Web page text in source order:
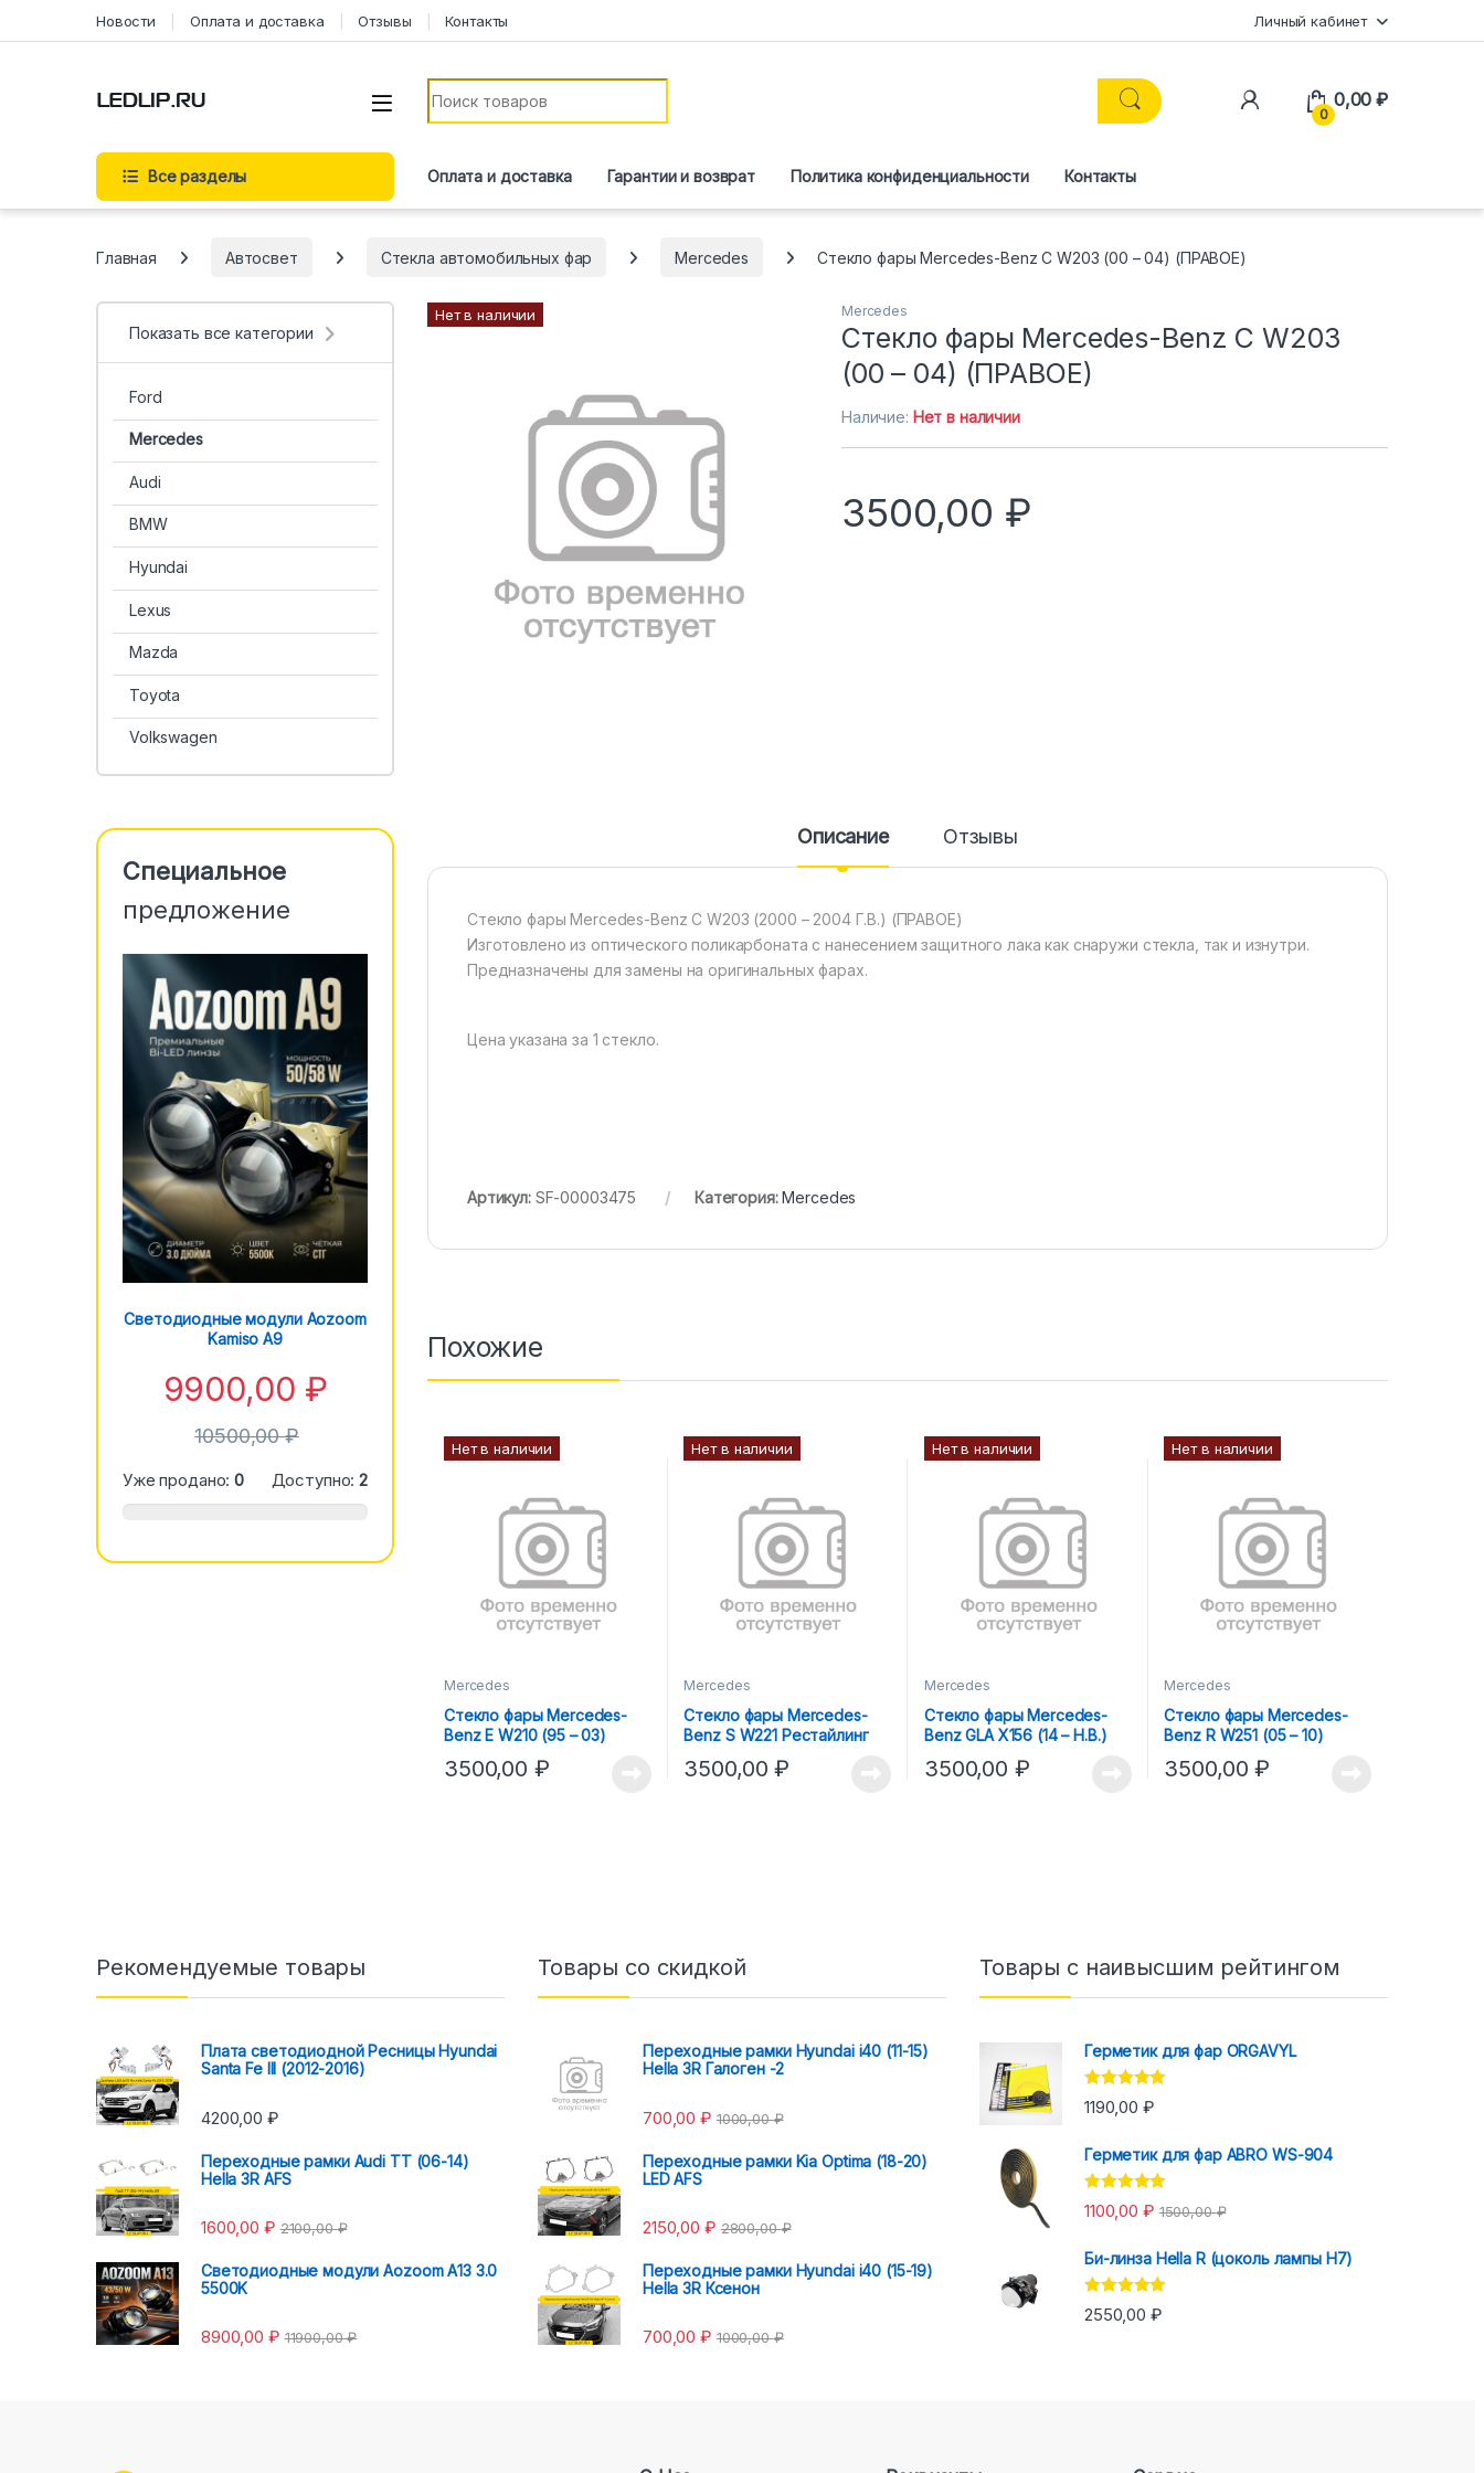
Перейти к содержимому
Новости Оплата и доставка Отзывы Контакты Личный кабинет
Искать:
0
0,00₽
Все разделы Оплата и доставка Гарантии и возврат Политика конфиденциальности Контакты
Главная Автосвет Стекла автомобильных фар Mercedes Стекло фары Mercedes-Benz C W203 (00 – 04) (ПРАВОЕ)
Нет в наличии Mercedes
Стекло фары Mercedes-Benz C W203
(00 – 04) (ПРАВОЕ)
Наличие: Нет в наличии
3500,00 ₽
Описание Отзывы
Стекло фары Mercedes-Benz C W203 (2000 – 2004 Г.В.) (ПРАВОЕ)
Изготовлено из оптического поликарбоната с нанесением защитного лака как снаружи стекла, так и изнутри.
Предназначены для замены на оригинальных фарах.
Цена указана за 1 стекло.
Артикул: SF-00003475 Категория:Mercedes
Похожие
Нет в наличии
Mercedes
Стекло фары Mercedes-
Benz E W210 (95 – 03)
3500,00 ₽
Нет в наличии
Mercedes
Стекло фары Mercedes-
Benz S W221 Рестайлинг
(09 – 13) (ЛЕВОЕ)
3500,00₽
Нет в наличии
Mercedes
Стекло фары Mercedes-
Benz GLA X156 (14 – H.В.)
3500,00 ₽
Нет в наличии
Mercedes
Стекло фары Mercedes-
Benz R W251 (05 – 10)
3500,00₽
Показать все категории
Ford
Mercedes
Audi
BMW
Hyundai
Lexus
Mazda
Toyota
Volkswagen
Специальное
предложение
Светодиодные модули Aozoom
Kamiso A9
9900,00 ₽
10500,00₽
Уже продано:0 Доступно:2
Рекомендуемые товары
Плата светодиодной Ресницы Hyundai
Santa Fe III (2012-2016)
4200,00 ₽
Переходные рамки Audi TT (06-14)
Hella 3R AFS
1600,00 ₽ 2100,00₽
Светодиодные модули Aozoom A13 3.0
5500K
8900,00 ₽ 11900,00₽
Товары со скидкой
Переходные рамки Hyundai i40 (11-15)
Hella 3R Галоген -2
700,00₽ 1000,00₽
Переходные рамки Kia Optima (18-20)
LED AFS
2150,00 ₽ 2800,00₽
Переходные рамки Hyundai i40 (15-19)
Hella 3R Ксенон
700,00₽ 1000,00₽
Товары с наивысшим рейтингом
Герметик для фар ORGAVYL
Оценка 5.00
из 5
1190,00 ₽
Герметик для фар ABRO WS-904
Оценка 5.00
из 5
1100,00 ₽ 1500,00₽
Би-линза Hella R (цоколь лампы H7)
Оценка5.00
из 5
2550,00 ₽